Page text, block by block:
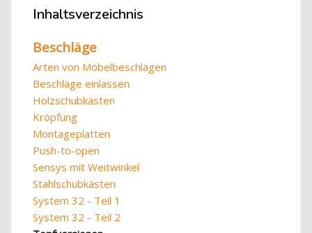
Inhaltsverzeichnis überspringen
Inhaltsverzeichnis
Beschläge
Arten von Möbelbeschlägen
Beschläge einlassen
Holzschubkästen
Kröpfung
Montageplatten
Push-to-open
Sensys mit Weitwinkel
Stahlschubkästen
System 32 - Teil 1
System 32 - Teil 2